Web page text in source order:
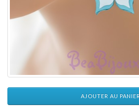
AJOUTER AU PANIER